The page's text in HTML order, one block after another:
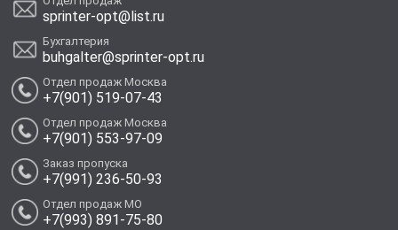
sprinter-opt@list.ru
Бухгалтерия
buhgalter@sprinter-opt.ru
Отдел продаж Москва
+7(901) 519-07-43
Отдел продаж Москва
+7(901) 553-97-09
Заказ пропуска
+7(991) 236-50-93
Отдел продаж МО
+7(993) 891-75-80